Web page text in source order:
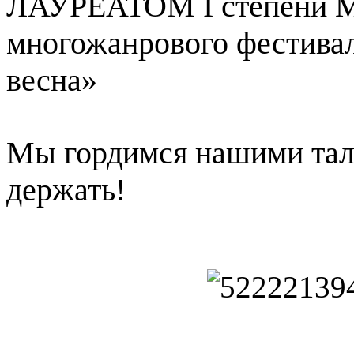
многожанрового
весна»
Мы гордимся нашими
держать!